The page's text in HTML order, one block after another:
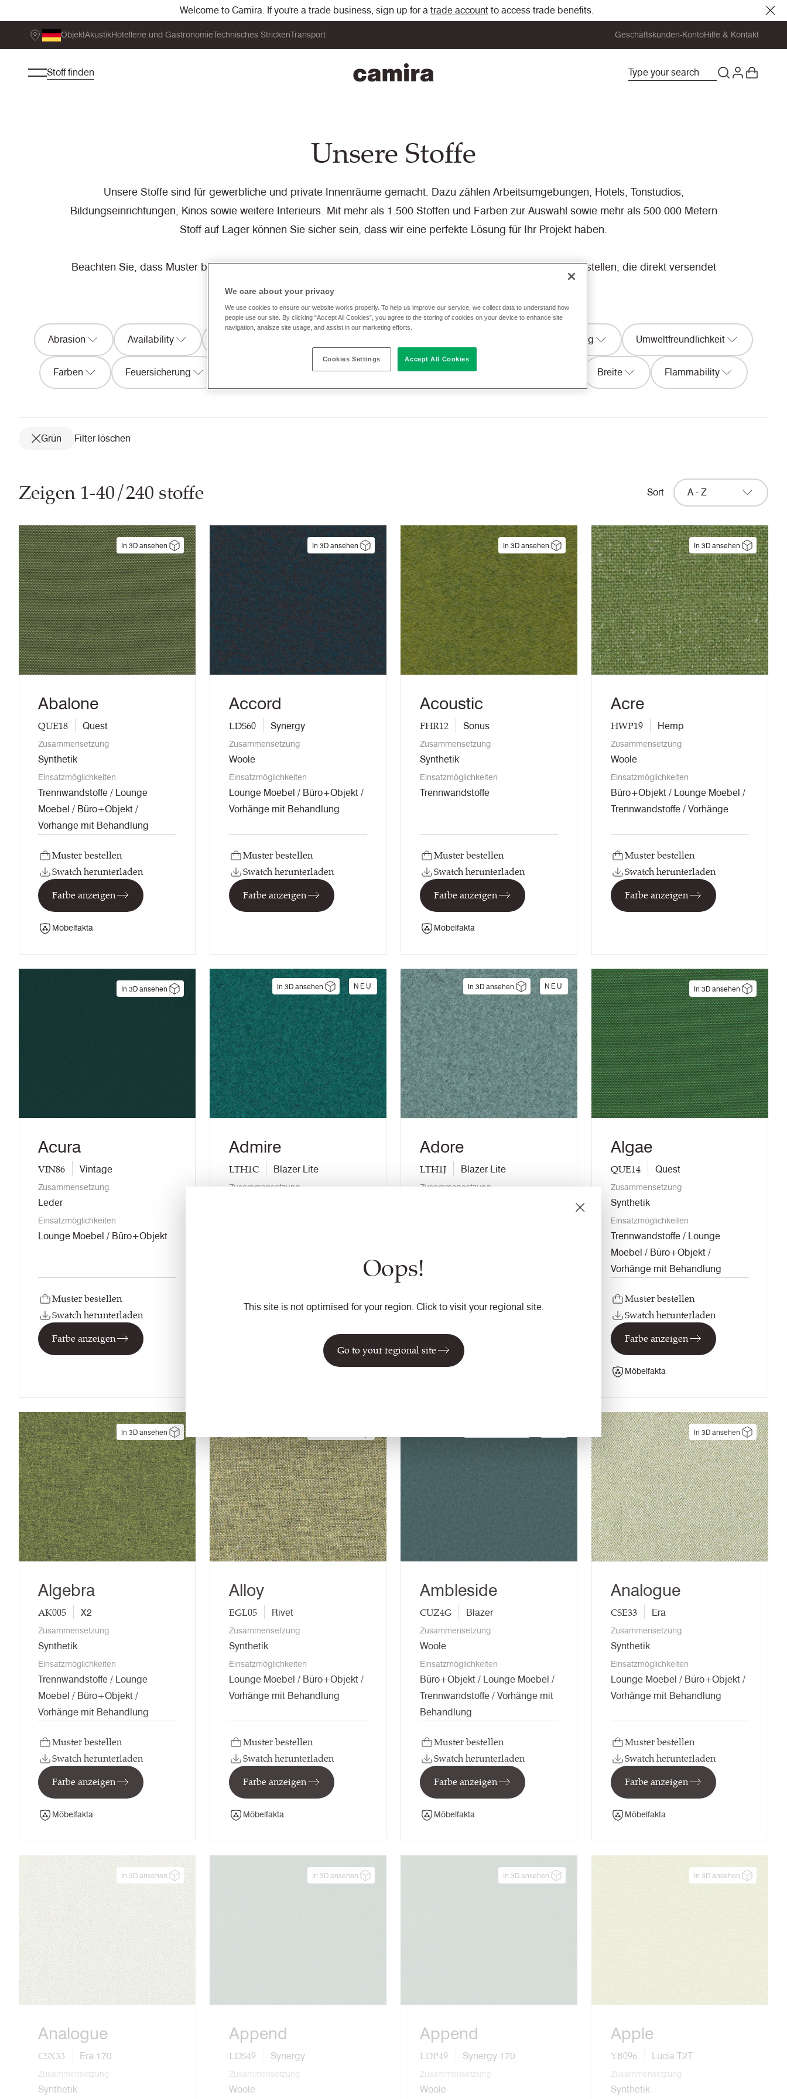
Welcome to Camira. If you're a trade business, sign up for a trade accountto access trade benefits.
Oops!
This site is not optimised for your region. Click to visit your regional site.
Go to your regional site
ObjektAkustikHotellerie und GastronomieTechnisches StrickenTransport Geschäftskunden-KontoHilfe & Kontakt
Stoff finden
Unsere Stoffe
Unsere Stoffe sind für gewerbliche und private Innenräume gemacht. Dazu zählen Arbeitsumgebungen, Hotels, Tonstudios,
Bildungseinrichtungen, Kinos sowie weitere Interieurs. Mit mehr als 1.500 Stoffen und Farben zur Auswahl sowie mehr als 500.000 Metern
Stoff auf Lager können Sie sicher sein, dass wir eine perfekte Lösung für Ihr Projekt haben.
Beachten Sie, dass Muster bei uns GRATIS sind. Sie können Camira Produkte auch über unsere Webseite bestellen, die direkt versendet
Abrasion Availability Zusammensetzung Umweltfreundlichkeit
Farben Feuersicherung Zusätzliche Filter Einsatzbereich Breite Flammability
Grün Filter löschen
Zeigen 1-40/240 stoffe Sort A - Z
In 3D ansehen
Abalone
QUE18 Quest
Zusammensetzung
Synthetik
Einsatzmöglichkeiten
Trennwandstoffe / Lounge
Moebel / Büro+Objekt /
Vorhänge mit Behandlung
Muster bestellen
Swatch herunterladen
Farbe anzeigen
Möbelfakta
In 3D ansehen
Accord
LDS60 Synergy
Zusammensetzung
Woole
Einsatzmöglichkeiten
Lounge Moebel / Büro+Objekt /
Vorhänge mit Behandlung
Muster bestellen
Swatch herunterladen
Farbe anzeigen
In 3D ansehen
Acoustic
FHR12 Sonus
Zusammensetzung
Synthetik
Einsatzmöglichkeiten
Trennwandstoffe
Muster bestellen
Swatch herunterladen
Farbe anzeigen
Möbelfakta
In 3D ansehen
Acre
HWP19 Hemp
Zusammensetzung
Woole
Einsatzmöglichkeiten
Büro+Objekt / Lounge Moebel /
Trennwandstoffe / Vorhänge
Muster bestellen
Swatch herunterladen
Farbe anzeigen
In 3D ansehen
Acura
VIN86 Vintage
Zusammensetzung
Leder
Einsatzmöglichkeiten
Lounge Moebel / Büro+Objekt
Muster bestellen
Swatch herunterladen
Farbe anzeigen
In 3D ansehen NEU
Admire
LTH1C Blazer Lite
Zusammensetzung
Swatch herunterladen
In 3D ansehen NEU
Adore
LTH1J Blazer Lite
Zusammensetzung
Swatch herunterladen
Farbe anzeigen
In 3D ansehen
Algae
QUE14 Quest
Zusammensetzung
Synthetik
Einsatzmöglichkeiten
Trennwandstoffe / Lounge
Moebel / Büro+Objekt /
Vorhänge mit Behandlung
Muster bestellen
Swatch herunterladen
Farbe anzeigen
Möbelfakta
In 3D ansehen
Algebra
AK005 X2
Zusammensetzung
Synthetik
Einsatzmöglichkeiten
Trennwandstoffe / Lounge
Moebel / Büro+Objekt /
Vorhänge mit Behandlung
Muster bestellen
Swatch herunterladen
Farbe anzeigen
Möbelfakta
Alloy
EGL05 Rivet
Zusammensetzung
Synthetik
Einsatzmöglichkeiten
Lounge Moebel / Büro+Objekt /
Vorhänge mit Behandlung
Muster bestellen
Swatch herunterladen
Farbe anzeigen
Möbelfakta
Ambleside
CUZ4G Blazer
Zusammensetzung
Woole
Einsatzmöglichkeiten
Büro+Objekt / Lounge Moebel /
Trennwandstoffe / Vorhänge mit
Behandlung
Muster bestellen
Swatch herunterladen
Farbe anzeigen
Möbelfakta
In 3D ansehen
Analogue
CSE33 Era
Zusammensetzung
Synthetik
Einsatzmöglichkeiten
Lounge Moebel / Büro+Objekt /
Vorhänge mit Behandlung
Muster bestellen
Swatch herunterladen
Farbe anzeigen
Möbelfakta
In 3D ansehen
Analogue
CSX33 Era 170
Zusammensetzung
Synthetik
In 3D ansehen
Append
LDS49 Synergy
Zusammensetzung
Woole
In 3D ansehen
Append
LDP49 Synergy 170
Zusammensetzung
Woole
In 3D ansehen
Apple
YB096 Lucia T2T
Zusammensetzung
Synthetik
We care about your privacy
We use cookies to ensure our website works properly. To help us improve our service, we collect data to understand how
people use our site. By clicking “Accept All Cookies”, you agree to the storing of cookies on your device to enhance site
navigation, analsze site usage, and assist in our marketing efforts.
Cookies Settings Accept All Cookies